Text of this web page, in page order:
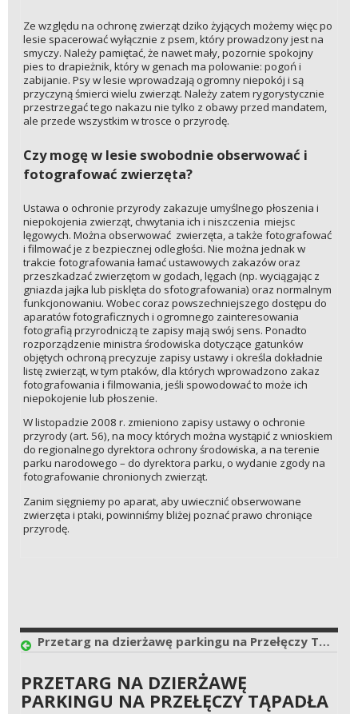
Ze względu na ochronę zwierząt dziko żyjących możemy więc po
lesie spacerować wyłącznie z psem, który prowadzony jest na
smyczy. Należy pamiętać, że nawet mały, pozornie spokojny
pies to drapieżnik, który w genach ma polowanie: pogoń i
zabijanie. Psy w lesie wprowadzają ogromny niepokój i są
przyczyną śmierci wielu zwierząt. Należy zatem rygorystycznie
przestrzegać tego nakazu nie tylko z obawy przed mandatem,
ale przede wszystkim w trosce o przyrodę.
Czy mogę w lesie swobodnie obserwować i
fotografować zwierzęta?
Ustawa o ochronie przyrody zakazuje umyślnego płoszenia i
niepokojenia zwierząt, chwytania ich i niszczenia miejsc
lęgowych. Można obserwować zwierzęta, a także fotografować
i filmować je z bezpiecznej odległości. Nie można jednak w
trakcie fotografowania łamać ustawowych zakazów oraz
przeszkadzać zwierzętom w godach, lęgach (np. wyciągając z
gniazda jajka lub pisklęta do sfotografowania) oraz normalnym
funkcjonowaniu. Wobec coraz powszechniejszego dostępu do
aparatów fotograficznych i ogromnego zainteresowania
fotografią przyrodniczą te zapisy mają swój sens. Ponadto
rozporządzenie ministra środowiska dotyczące gatunków
objętych ochroną precyzuje zapisy ustawy i określa dokładnie
listę zwierząt, w tym ptaków, dla których wprowadzono zakaz
fotografowania i filmowania, jeśli spowodować to może ich
niepokojenie lub płoszenie.
W listopadzie 2008 r. zmieniono zapisy ustawy o ochronie
przyrody (art. 56), na mocy których można wystąpić z wnioskiem
do regionalnego dyrektora ochrony środowiska, a na terenie
parku narodowego – do dyrektora parku, o wydanie zgody na
fotografowanie chronionych zwierząt.
Zanim sięgniemy po aparat, aby uwiecznić obserwowane
zwierzęta i ptaki, powinniśmy bliżej poznać prawo chroniące
przyrodę.
Przetarg na dzierżawę parkingu na Przełęczy Tąpadła
PRZETARG NA DZIERŻAWĘ
PARKINGU NA PRZEŁĘCZY TĄPADŁA